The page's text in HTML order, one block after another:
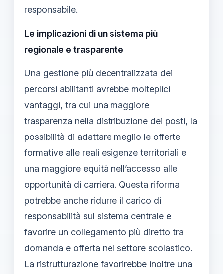
responsabile.
Le implicazioni di un sistema più
regionale e trasparente
Una gestione più decentralizzata dei
percorsi abilitanti avrebbe molteplici
vantaggi, tra cui una maggiore
trasparenza nella distribuzione dei posti, la
possibilità di adattare meglio le offerte
formative alle reali esigenze territoriali e
una maggiore equità nell’accesso alle
opportunità di carriera. Questa riforma
potrebbe anche ridurre il carico di
responsabilità sul sistema centrale e
favorire un collegamento più diretto tra
domanda e offerta nel settore scolastico.
La ristrutturazione favorirebbe inoltre una